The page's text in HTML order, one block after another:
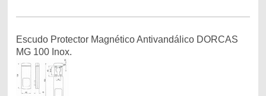
Escudo Protector Magnético Antivandálico DORCAS
MG 100 Inox.